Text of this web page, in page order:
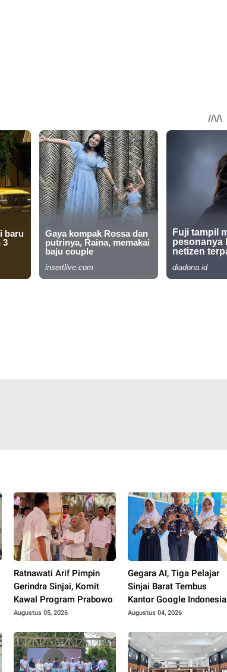
Ratnawati Arif Pimpin
Gerindra Sinjai, Komit
Kawal Program Prabowo
Augustus 05, 2026
Gegara AI, Tiga Pelajar
Sinjai Barat Tembus
Kantor Google Indonesia
Augustus 04, 2026